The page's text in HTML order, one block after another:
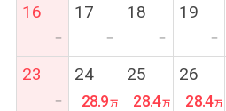
16
ー
17
ー
18
ー
19
ー
23
ー
24
28.9
25
28.4
26
28.4